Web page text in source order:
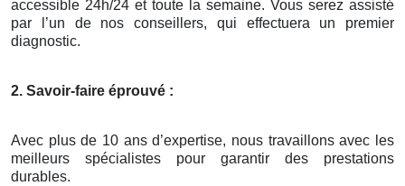
accessible 24h/24 et toute la semaine. Vous serez assisté
par l’un de nos conseillers, qui effectuera un premier
diagnostic.
2. Savoir-faire éprouvé :
Avec plus de 10 ans d’expertise, nous travaillons avec les
meilleurs spécialistes pour garantir des prestations
durables.